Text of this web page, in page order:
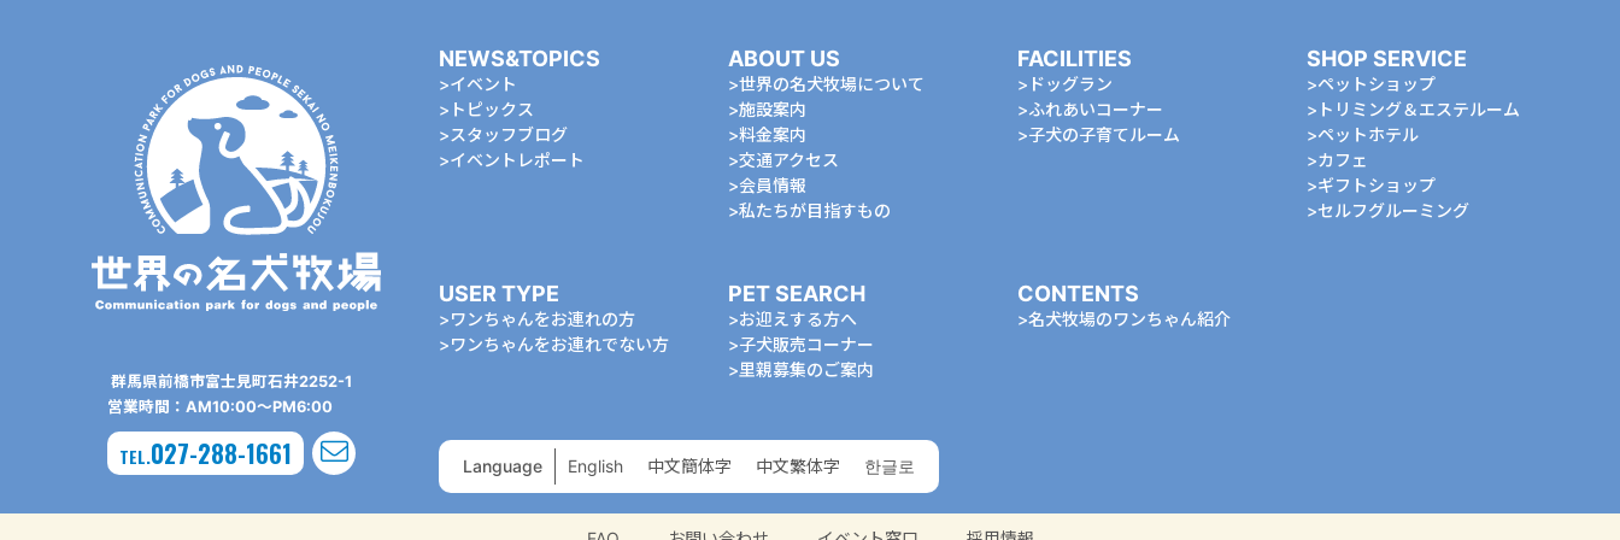
群⾺県前橋市富⼠⾒町⽯井2252-1
営業時間：AM10:00〜PM6:00
TEL.027-288-1661
NEWS&TOPICS
イベント
トピックス
スタッフブログ
イベントレポート
ABOUT US
世界の名犬牧場について
施設案内
料金案内
交通アクセス
会員情報
私たちが⽬指すもの
FACILITIES
ドッグラン
ふれあいコーナー
⼦⽝の⼦育てルーム
SHOP SERVICE
ペットショップ
トリミング＆エステルーム
ペットホテル
カフェ
ギフトショップ
セルフグルーミング
USER TYPE
ワンちゃんをお連れの⽅
ワンちゃんをお連れでない⽅
PET SEARCH
お迎えする⽅へ
⼦⽝販売コーナー
⾥親募集のご案内
CONTENTS
名⽝牧場のワンちゃん紹介
Language English 中⽂簡体字 中⽂繁体字 한글로